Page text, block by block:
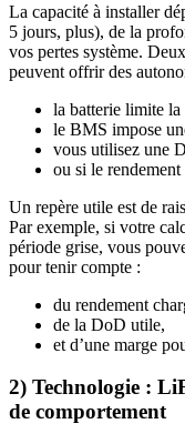
La capacité à installer
5 jours, plus), de la
vos pertes système.
peuvent offrir des
la batterie limite
le BMS impose
vous utilisez une
ou si le
Un repère utile est de
Par exemple, si votre
période grise, vous
pour tenir compte :
du rendement
de la DoD utile,
et d’une marge
2) Technologie :
de comportement